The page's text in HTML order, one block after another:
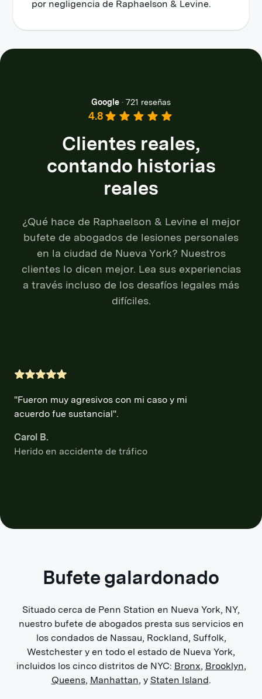
por negligencia de Raphaelson & Levine.
Google · 721 reseñas
4.8
Clientes reales,
contando historias
reales
¿Qué hace de Raphaelson & Levine el mejor
bufete de abogados de lesiones personales
en la ciudad de Nueva York? Nuestros
clientes lo dicen mejor. Lea sus experiencias
a través incluso de los desafíos legales más
difíciles.
"Fueron muy agresivos con mi caso y mi
acuerdo fue sustancial".
Carol B.
Herido en accidente de tráfico
Bufete galardonado
Situado cerca de Penn Station en Nueva York, NY,
nuestro bufete de abogados presta sus servicios en
los condados de Nassau, Rockland, Suffolk,
Westchester y en todo el estado de Nueva York,
incluidos los cinco distritos de NYC: Bronx, Brooklyn,
Queens, Manhattan, y Staten Island.